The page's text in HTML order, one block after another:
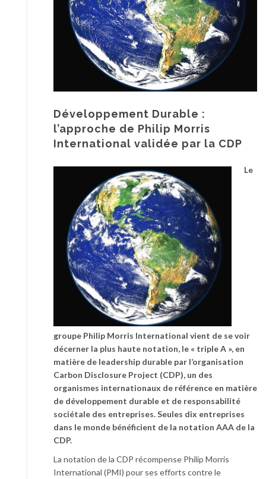
Développement Durable :
l’approche de Philip Morris
International validée par la CDP
Le
groupe Philip Morris International vient de se voir
décerner la plus haute notation, le « triple A », en
matière de leadership durable par l’organisation
Carbon Disclosure Project (CDP), un des
organismes internationaux de référence en matière
de développement durable et de responsabilité
sociétale des entreprises. Seules dix entreprises
dans le monde bénéficient de la notation AAA de la
CDP.
La notation de la CDP récompense Philip Morris
International (PMI) pour ses efforts contre le